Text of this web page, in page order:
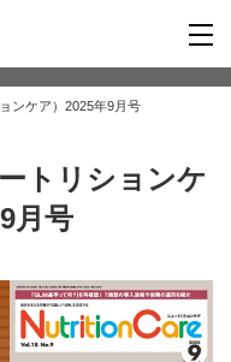
ンケア）2025年9月号
トリションケ
月号